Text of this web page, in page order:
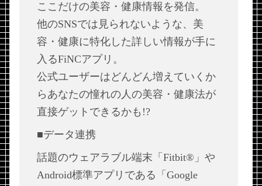
ここだけの美容・健康情報を発信。
他のSNSでは見られないような、美
容・健康に特化した詳しい情報が手に
入るFiNCアプリ。
公式ユーザーはどんどん増えていくか
らあなたの憧れの人の美容・健康法が
直接ゲットできるかも!?
■データ連携
話題のウェアラブル端末「Fitbit®」や
Android標準アプリである「Google